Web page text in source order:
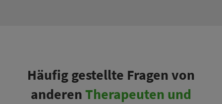
Häufig gestellte Fragen von
anderenTherapeuten und